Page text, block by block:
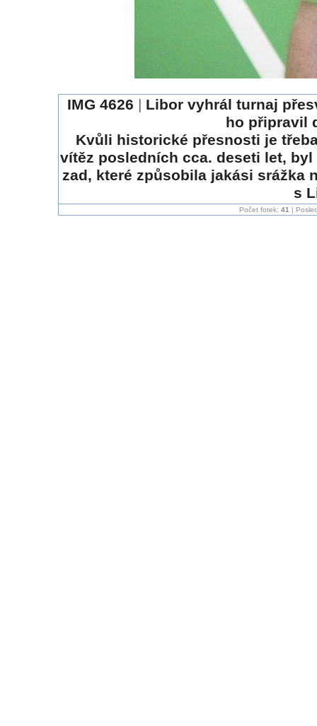
IMG 4626 | Libor vyhrál turnaj
ho připravil
Kvůli historické přesnosti je
vítěz posledních cca. deseti let,
zad, které způsobila jakási srážka
s
Počet fotek: 41 |